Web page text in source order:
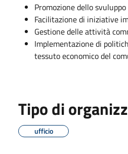
Promozione dello
Facilitazione di iniziative
Gestione delle attività
Implementazione di
tessuto economico del
Tipo di
ufficio